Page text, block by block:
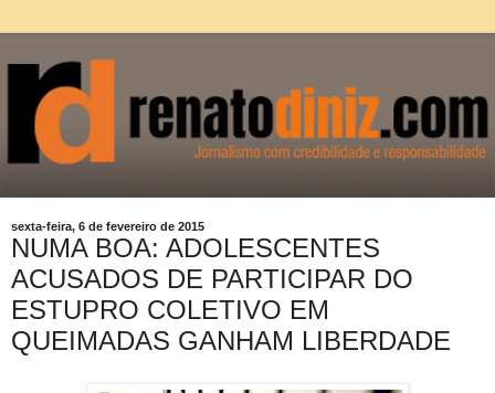
sexta-feira, 6 de fevereiro de 2015
NUMA BOA: ADOLESCENTES
ACUSADOS DE PARTICIPAR DO
ESTUPRO COLETIVO EM
QUEIMADAS GANHAM LIBERDADE